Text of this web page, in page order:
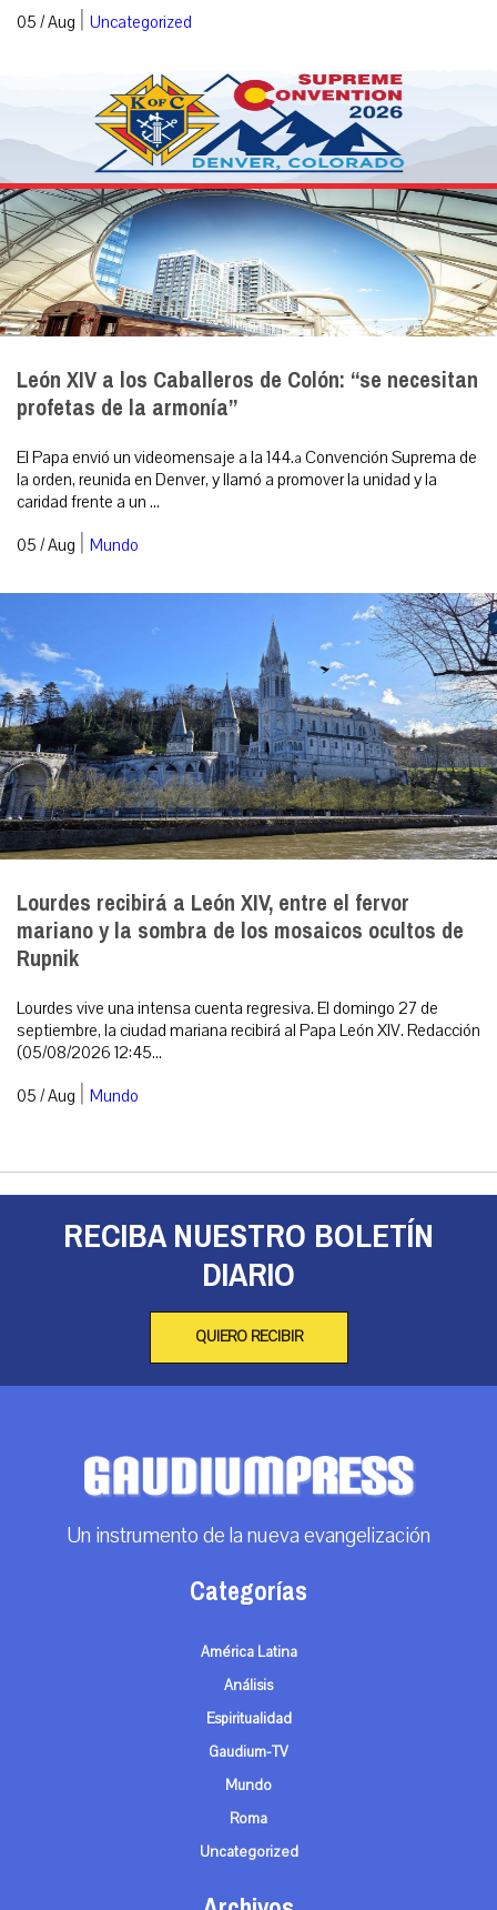
05 / Aug | Uncategorized
León XIV a los Caballeros de Colón: “se necesitan
profetas de la armonía”
El Papa envió un videomensaje a la 144.ª Convención Suprema de
la orden, reunida en Denver, y llamó a promover la unidad y la
caridad frente a un ...
05 / Aug | Mundo
Lourdes recibirá a León XIV, entre el fervor
mariano y la sombra de los mosaicos ocultos de
Rupnik
Lourdes vive una intensa cuenta regresiva. El domingo 27 de
septiembre, la ciudad mariana recibirá al Papa León XIV. Redacción
(05/08/2026 12:45...
05 / Aug | Mundo
RECIBA NUESTRO BOLETÍN
DIARIO
QUIERO RECIBIR
Un instrumento de la nueva evangelización
Categorías
América Latina
Análisis
Espiritualidad
Gaudium-TV
Mundo
Roma
Uncategorized